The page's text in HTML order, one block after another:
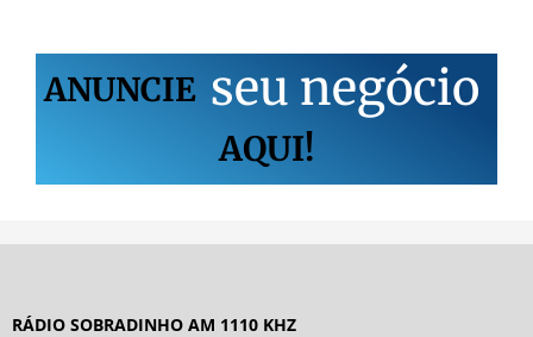
ANUNCIE seu negócio
AQUI!
RÁDIO SOBRADINHO AM 1110 KHZ